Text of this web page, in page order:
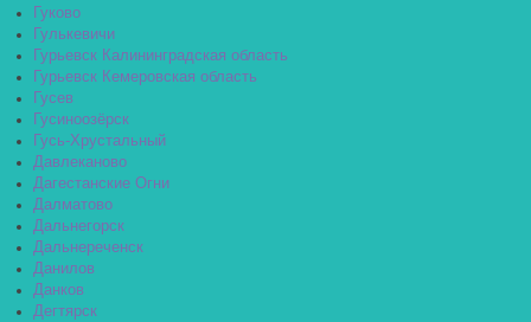
Гуково
Гулькевичи
Гурьевск Калининградская область
Гурьевск Кемеровская область
Гусев
Гусиноозёрск
Гусь-Хрустальный
Давлеканово
Дагестанские Огни
Далматово
Дальнегорск
Дальнереченск
Данилов
Данков
Дегтярск